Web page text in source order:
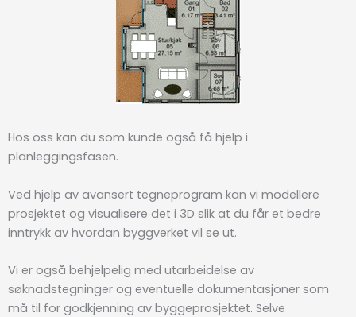
Hos oss kan du som kunde også få hjelp i
planleggingsfasen.
Ved hjelp av avansert tegneprogram kan vi modellere
prosjektet og visualisere det i 3D slik at du får et bedre
inntrykk av hvordan byggverket vil se ut.
Vi er også behjelpelig med utarbeidelse av
søknadstegninger og eventuelle dokumentasjoner som
må til for godkjenning av byggeprosjektet. Selve